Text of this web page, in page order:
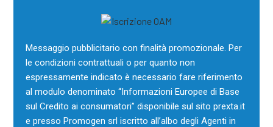
Messaggio pubblicitario con finalità promozionale. Per
le condizioni contrattuali o per quanto non
espressamente indicato è necessario fare riferimento
al modulo denominato “Informazioni Europee di Base
sul Credito ai consumatori” disponibile sul sito prexta.it
e presso Promogen srl iscritto all’albo degli Agenti in